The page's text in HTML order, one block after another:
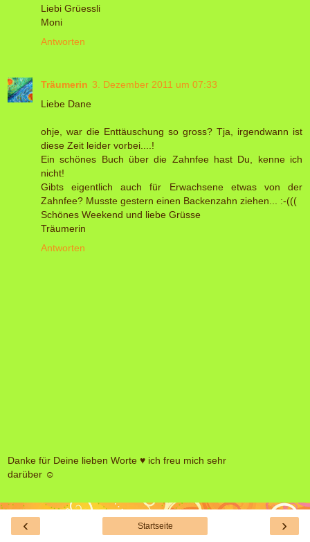
Liebi Grüessli
Moni
Antworten
Träumerin 3. Dezember 2011 um 07:33
Liebe Dane
ohje, war die Enttäuschung so gross? Tja, irgendwann ist
diese Zeit leider vorbei....!
Ein schönes Buch über die Zahnfee hast Du, kenne ich
nicht!
Gibts eigentlich auch für Erwachsene etwas von der
Zahnfee? Musste gestern einen Backenzahn ziehen... :-(((
Schönes Weekend und liebe Grüsse
Träumerin
Antworten
Danke für Deine lieben Worte ♥ ich freu mich sehr
darüber ☺
‹ ›
Startseite